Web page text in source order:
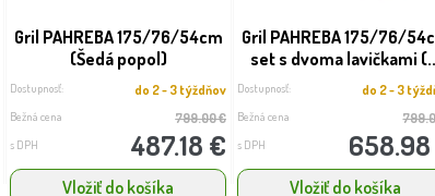
Gril PAHREBA 175/76/54cm
(Šedá popol)
Dostupnosť: do 2 - 3 týždňov
Bežná cena 799.00 €
s DPH 487.18 €
Vložiť do košíka
Gril PAHREBA 175/76/
set s dvoma lavičkami
Dostupnosť: do 2 - 3
Bežná cena
s DPH
Vložiť do košíka